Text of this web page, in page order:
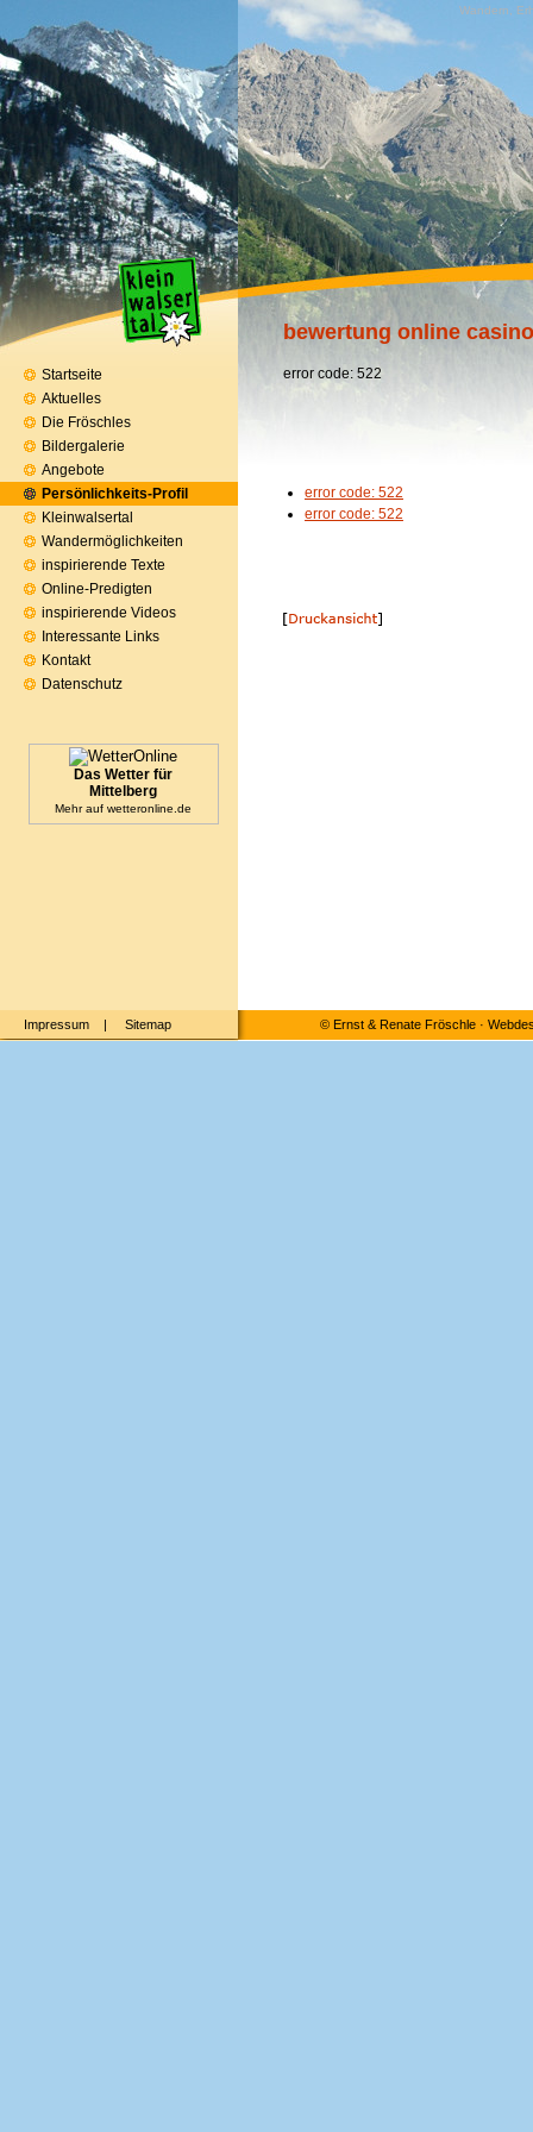
Wandern,
bewertung online
error code: 522
error code: 522
error code: 522
Startseite
Aktuelles
Die Fröschles
Bildergalerie
Angebote
Persönlichkeits-Profil
Kleinwalsertal
Wandermöglichkeiten
inspirierende Texte
Online-Predigten
inspirierende Videos
Interessante Links
Kontakt
Datenschutz
Das Wetter für
Mittelberg
Mehr auf wetteronline.de
Impressum | Sitemap © Ernst & Renate Fröschle·